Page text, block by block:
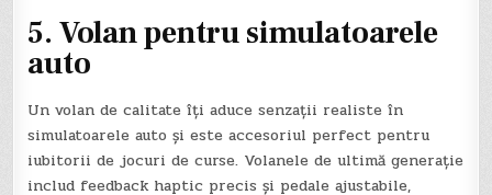
5.Volan pentru simulatoarele
auto
Un volan de calitate îți aduce senzații realiste în
simulatoarele auto și este accesoriul perfect pentru
iubitorii de jocuri de curse. Volanele de ultimă generație
includ feedback haptic precis și pedale ajustabile,